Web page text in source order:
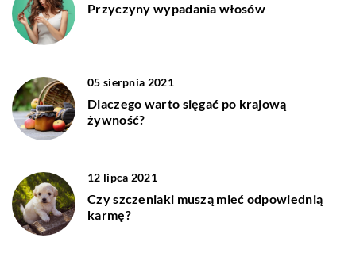
Przyczyny wypadania włosów
05 sierpnia 2021
Dlaczego warto sięgać po krajową
żywność?
12 lipca 2021
Czy szczeniaki muszą mieć odpowiednią
karmę?